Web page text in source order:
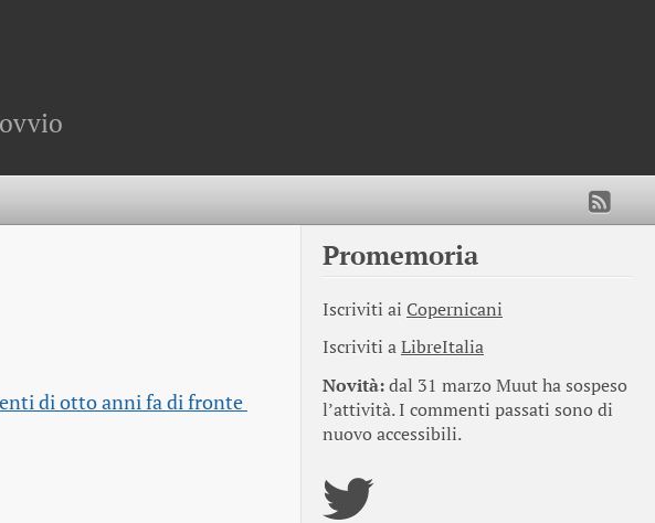
di otto anni fa di fronte
Promemoria
Iscriviti ai Copernicani
Iscriviti aLibreItalia
Novità:dal 31 marzo Muut ha sospeso
l’attività. I commenti passati sono di
nuovo accessibili.